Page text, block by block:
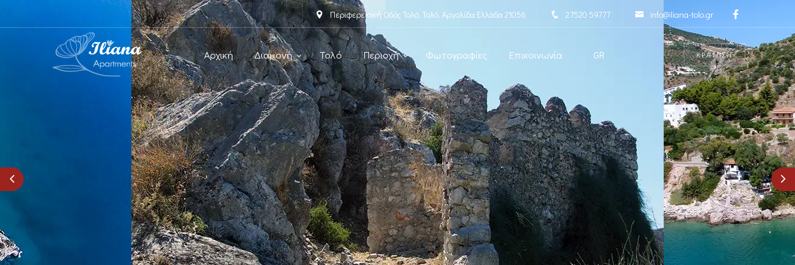
Περιφερειακή Οδός Τολό, Τολό, Αργολίδα Ελλάδα 21056 27520 59777 info@iliana-tolo.gr
Αρχική Διαμονή Τολό Περιοχή Φωτογραφίες Επικοινωνία GR ΚΡΑΤΗΣΗ